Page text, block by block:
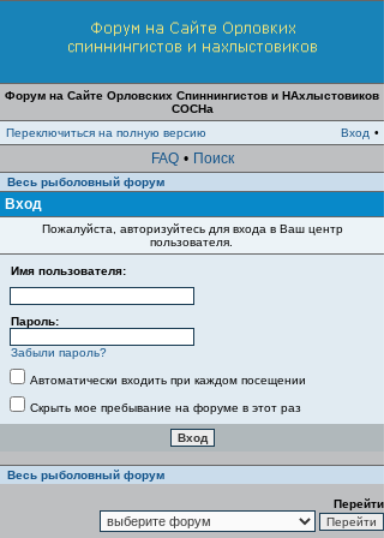
Форум на Сайте Орловских Спиннингистов и НАхлыстовиков
СОСНа
Переключиться на полную версию
Вход •
FAQ • Поиск
Весь рыболовный форум
Вход
Пожалуйста, авторизуйтесь для входа в Ваш центр
пользователя.
Имя пользователя:
Пароль:
Забыли пароль?
Автоматически входить при каждом посещении
Скрыть мое пребывание на форуме в этот раз
Весь рыболовный форум
Перейти